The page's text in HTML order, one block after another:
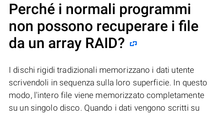
Perché i normali programmi
non possono recuperare i file
da un array RAID?
I dischi rigidi tradizionali memorizzano i dati utente
scrivendoli in sequenza sulla loro superficie. In questo
modo, l'intero file viene memorizzato completamente
su un singolo disco. Quando i dati vengono scritti su